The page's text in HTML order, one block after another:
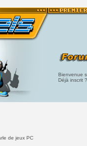
Bienvenue
Déjà inscrit
de jeux PC